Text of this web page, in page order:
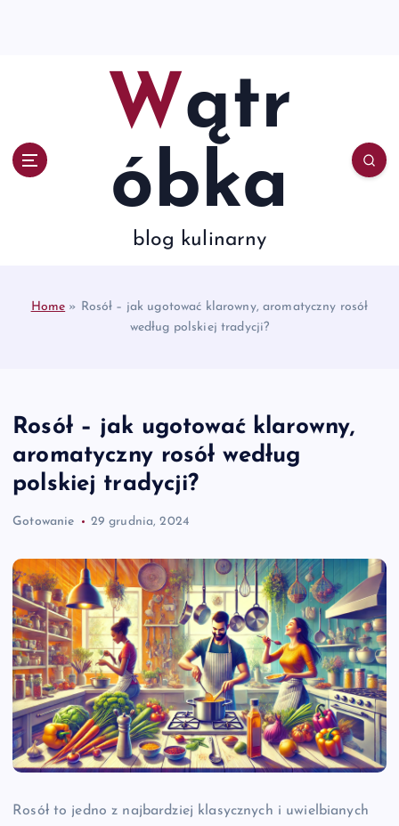
Wątr
óbka
blog kulinarny
Home » Rosół – jak ugotować klarowny, aromatyczny rosół
według polskiej tradycji?
Rosół – jak ugotować klarowny,
aromatyczny rosół według
polskiej tradycji?
Gotowanie 29 grudnia, 2024
Rosół to jedno z najbardziej klasycznych i uwielbianych